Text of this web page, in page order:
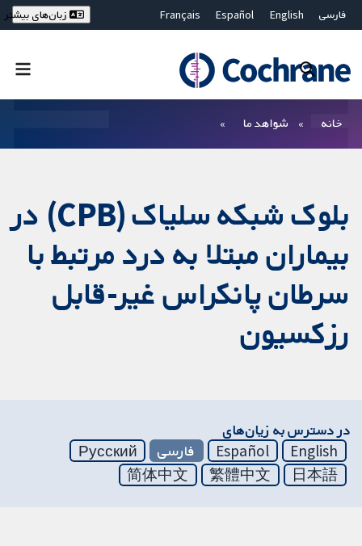
فارسی English
Español
Français
Bahasa Malaysia
ไทย
繁體中文
زبان‌های بیشتر
خانه شواهد ما
بلوک شبکه سلیاک (CPB) در
بیماران مبتلا به درد مرتبط با
سرطان پانکراس غیر-قابل
رزکسیون
در دسترس به زیان‌های
English
Español فارسی
Русский
日本語
繁體中文
简体中文